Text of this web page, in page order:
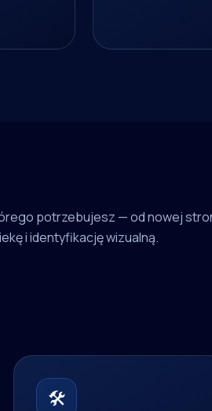
potrzebujesz — od nowej
i identyfikację wizualną.
🛠